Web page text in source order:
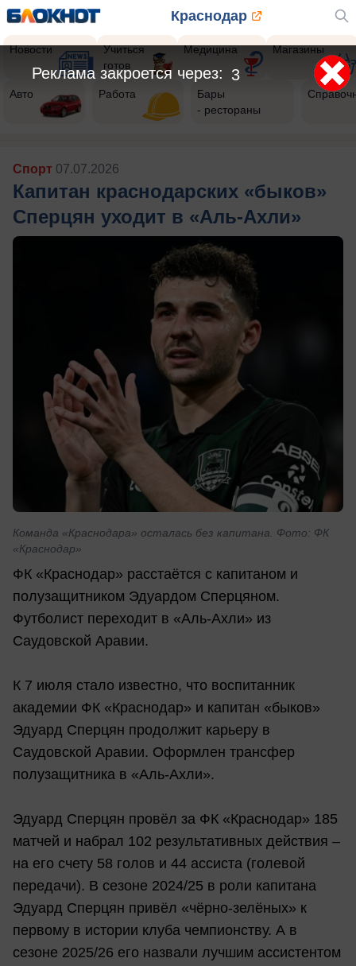
Краснодар
Новости
Учиться
готов
Медицина Магазины
Авто Работа
Бары
- рестораны
Спорт 07.07.2026
Капитан краснодарских «быков»
Сперцян уходит в «Аль-Ахли»
Команда «Краснодара» осталась без капитана. Фото: ФК
«Краснодар»
ФК «Краснодар» расстаётся с капитаном и
полузащитником Эдуардом Сперцяном.
Футболист переходит в «Аль-Ахли» из
Саудовской Аравии.
К 7 июля стало известно, что воспитанник
академии ФК «Краснодар» и капитан «быков»
Эдуард Сперцян продолжит карьеру в
Саудовской Аравии. Оформлен трансфер
полузащитника в «Аль-Ахли».
Эдуард Сперцян провёл за ФК «Краснодар» 185
матчей и набрал 102 результативных действия –
на его счету 58 голов и 44 ассиста (голевой
передачи). В сезоне 2024/25 в роли капитана
Эдуард Сперцян привёл «чёрно-зелёных» к
первому в истории клуба чемпионству. А в
сезоне 2025/26 его назвали лучшим ассистентом